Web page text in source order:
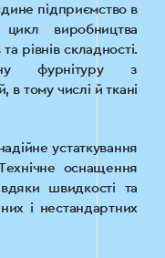
підприємство в
виробництва
рівнів складності.
фурнітуру з
в тому числі й ткані
устаткування
оснащення
швидкості та
і нестандартних